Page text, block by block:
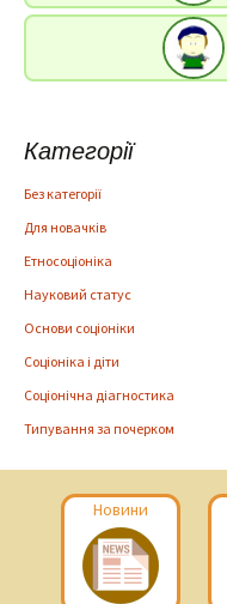
Категорії
Без категорії
Для новачків
Етносоціоніка
Науковий статус
Основи соціоніки
Соціоніка і діти
Соціонічна діагностика
Типування за почерком
Новини